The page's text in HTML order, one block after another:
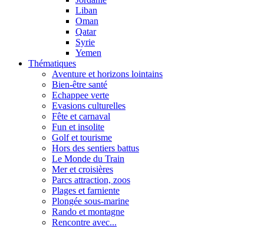
Liban
Oman
Qatar
Syrie
Yemen
Thématiques
Aventure et horizons lointains
Bien-être santé
Echappee verte
Evasions culturelles
Fête et carnaval
Fun et insolite
Golf et tourisme
Hors des sentiers battus
Le Monde du Train
Mer et croisières
Parcs attraction, zoos
Plages et farniente
Plongée sous-marine
Rando et montagne
Rencontre avec...